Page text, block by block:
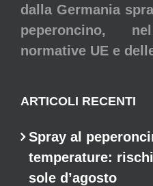
dalla Germania
peperoncino,
normative UE e
ARTICOLI RECENTI
Spray al
temperature:
sole d’agosto